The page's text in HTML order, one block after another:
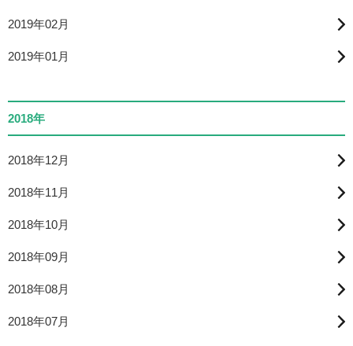
2019年02月
2019年01月
2018年
2018年12月
2018年11月
2018年10月
2018年09月
2018年08月
2018年07月